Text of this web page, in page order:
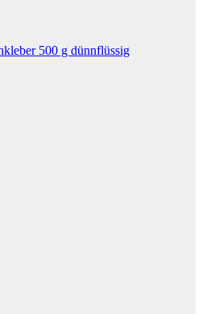
500 g dünnflüssig